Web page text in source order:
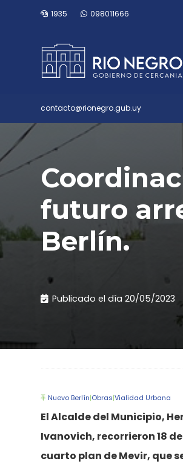
1935 098011666
contacto@rionegro.gub.uy
futuro
Berlín.
Publicado el día 20/05/2023
Nuevo Berlín|Obras|Vialidad Urbana
El Alcalde del Municipio,
Ivanovich, recorrieron 18
cuarto plan de Mevir, que